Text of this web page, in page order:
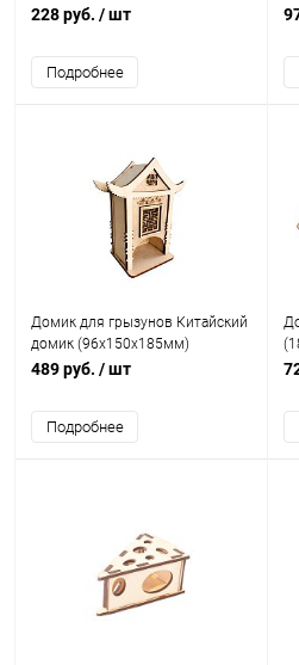
228 руб. / шт
Подробнее
Домик для грызунов Китайский
домик (96х150х185мм)
489 руб. / шт
Подробнее